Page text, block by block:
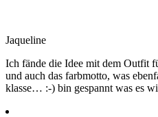
Jaqueline
Ich fände die Idee mit dem Outfit
und auch das farbmotto, was
klasse… :-) bin gespannt was es